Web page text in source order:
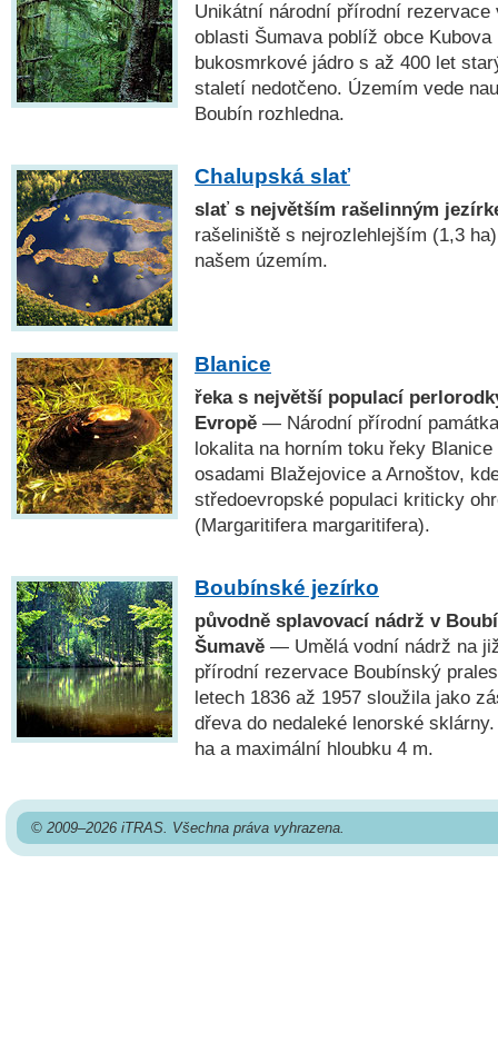
Unikátní národní přírodní rezervace
oblasti Šumava poblíž obce
bukosmrkové jádro s až 400 let
staletí nedotčeno. Územím vede
Boubín rozhledna.
Chalupská slať
slať s největším rašelinným
rašeliniště s nejrozlehlejším (1,3
našem územím.
Blanice
řeka s největší populací
Evropě — Národní přírodní
lokalita na horním toku řeky
osadami Blažejovice a Arnoštov,
středoevropské populaci kriticky
(Margaritifera margaritifera).
Boubínské jezírko
původně splavovací nádrž v
Šumavě — Umělá vodní nádrž na
přírodní rezervace Boubínský
letech 1836 až 1957 sloužila jako
dřeva do nedaleké lenorské
ha a maximální hloubku 4 m.
© 2009–2026 iTRAS. Všechna práva vyhrazena.